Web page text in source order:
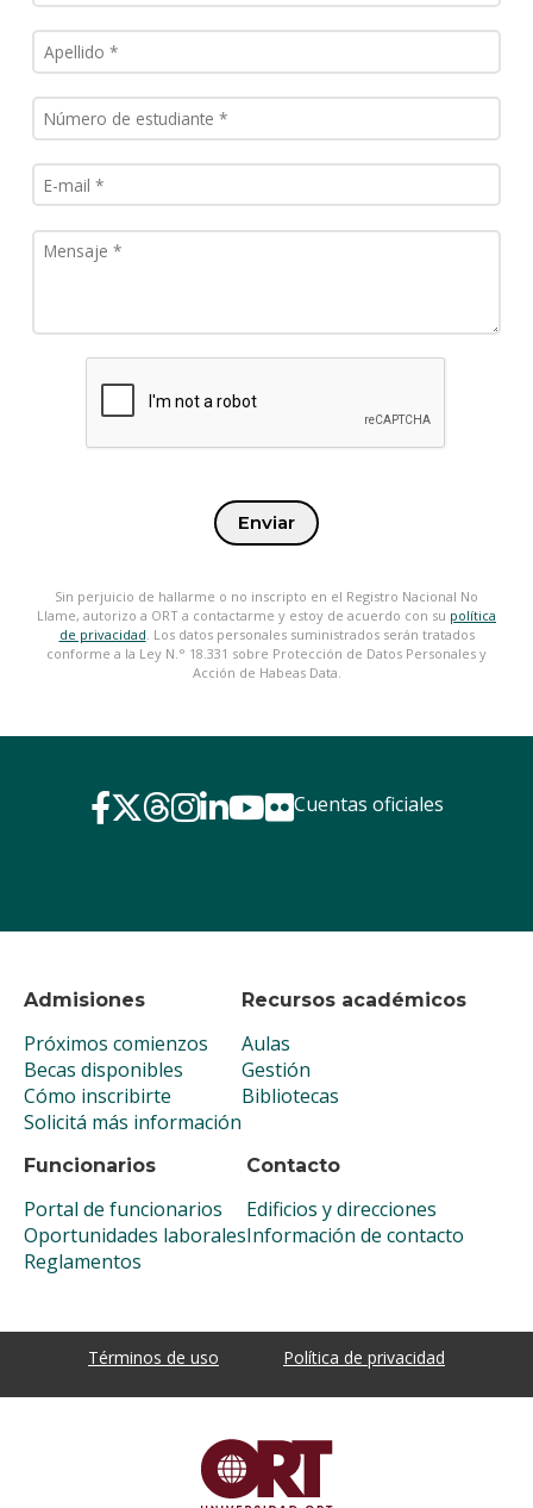
Enviar
Sin perjuicio de hallarme o no inscripto en el Registro Nacional No
Llame, autorizo a ORT a contactarme y estoy de acuerdo con su política
de privacidad . Los datos personales suministrados serán tratados
conforme a la Ley N.° 18.331 sobre Protección de Datos Personales y
Acción de Habeas Data.
Admisiones
Próximos comienzos
Becas disponibles
Cómo inscribirte
Solicitá más información
Recursos académicos
Aulas
Gestión
Bibliotecas
Funcionarios
Portal de funcionarios
Oportunidades laborales
Reglamentos
Contacto
Edificios y direcciones
Información de contacto
Cuentas oficiales
Términos de uso Política de privacidad